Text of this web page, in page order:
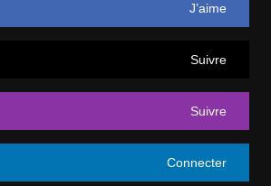
J’aime
Suivre
Suivre
Connecter